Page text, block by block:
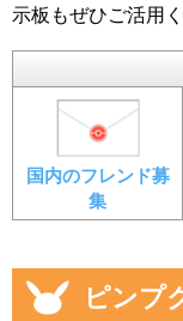
示板もぜひご活用く
国内のフレンド募
集
ピンプ